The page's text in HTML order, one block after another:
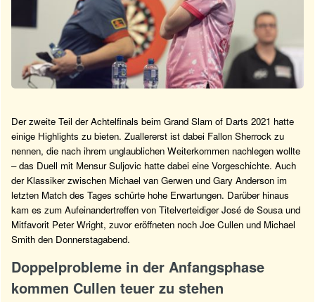
Der zweite Teil der Achtelfinals beim Grand Slam of Darts 2021 hatte
einige Highlights zu bieten. Zuallererst ist dabei Fallon Sherrock zu
nennen, die nach ihrem unglaublichen Weiterkommen nachlegen wollte
– das Duell mit Mensur Suljovic hatte dabei eine Vorgeschichte. Auch
der Klassiker zwischen Michael van Gerwen und Gary Anderson im
letzten Match des Tages schürte hohe Erwartungen. Darüber hinaus
kam es zum Aufeinandertreffen von Titelverteidiger José de Sousa und
Mitfavorit Peter Wright, zuvor eröffneten noch Joe Cullen und Michael
Smith den Donnerstagabend.
Doppelprobleme in der Anfangsphase
kommen Cullen teuer zu stehen